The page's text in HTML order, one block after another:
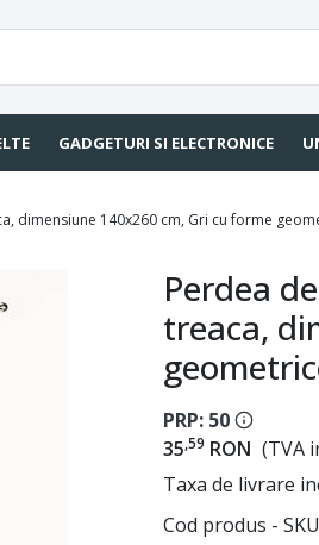
GADGETURI SI ELECTRONICE
dimensiune 140x260 cm, Gri cu forme
Perdea
treaca,
PRP: 50
35,59 RON (TVA
Taxa de livrare
Cod produs - SKU